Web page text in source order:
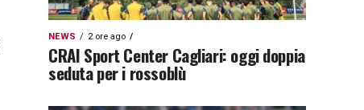
NEWS 2 ore ago
CRAI Sport Center Cagliari: oggi doppia
seduta per i rossoblù